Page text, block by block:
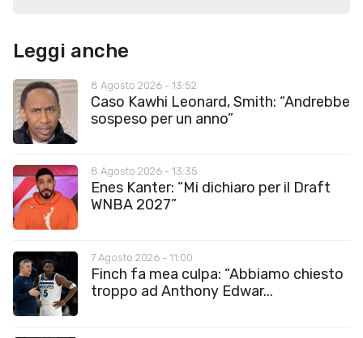
Leggi anche
8 Agosto 2026 - 13:52
Caso Kawhi Leonard, Smith: “Andrebbe
sospeso per un anno”
8 Agosto 2026 - 13:35
Enes Kanter: “Mi dichiaro per il Draft
WNBA 2027”
7 Agosto 2026 - 11:00
Finch fa mea culpa: “Abbiamo chiesto
troppo ad Anthony Edwar...